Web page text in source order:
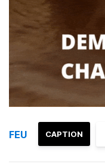
CAPTION
FEU